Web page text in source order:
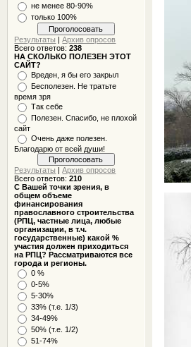
не менее 80-90%
только 100%
Результаты |Архив опросов
Всего ответов:238
НА СКОЛЬКО ПОЛЕЗЕН ЭТОТ
САЙТ?
Вреден, я бы его закрыл
Бесполезен. Не тратьте
время зря
Так себе
Полезен. Спасибо, не плохой
сайт
Очень даже полезен.
Благодарю от всей души!
Результаты |Архив опросов
Всего ответов:210
С Вашей точки зрения, в
общем объеме
финансирования
православного строительства
(РПЦ, частные лица, любые
организации, в т.ч.
государственные) какой %
участия должен приходиться
на РПЦ? Рассматриваются все
города и регионы.
0 %
0-5%
5-30%
33% (т.е. 1/3)
34-49%
50% (т.е. 1/2)
51-74%